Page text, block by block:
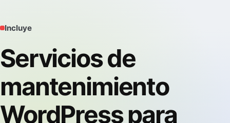
Incluye
Servicios de
mantenimiento
WordPress para